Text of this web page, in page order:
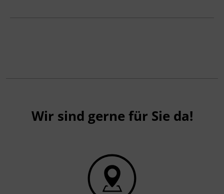
Wir sind gerne für Sie da!